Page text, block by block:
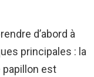
d’abord à
principales : la
papillon est